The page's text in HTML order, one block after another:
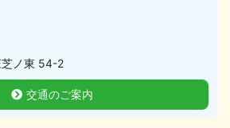
芝ノ東 54-2
交通のご案内